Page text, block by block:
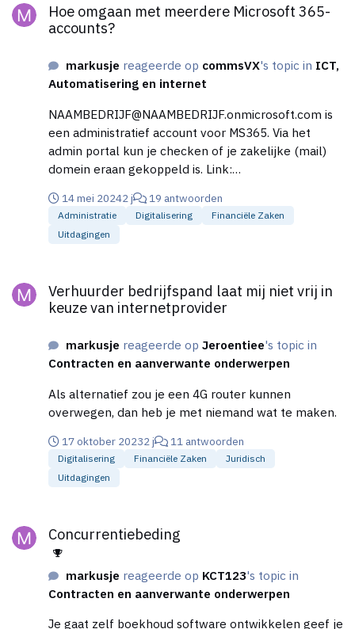
Hoe omgaan met meerdere Microsoft 365-
accounts?
markusje reageerde op commsVX's topic in ICT,
Automatisering en internet
NAAMBEDRIJF@NAAMBEDRIJF.onmicrosoft.com is
een administratief account voor MS365. Via het
admin portal kun je checken of je zakelijke (mail)
domein eraan gekoppeld is. Link:
bij Settings/Domains. Staat er alleen
NAAMBEDRIJF.onmicrosoft.com bij, dan is er verder
niets gekoppeld.
14 mei 20242 j 19 antwoorden
Administratie Digitalisering
Financiële Zaken
Uitdagingen
Verhuurder bedrijfspand laat mij niet vrij in
keuze van internetprovider
markusje reageerde opJeroentiee's topic in
Contracten en aanverwante onderwerpen
Als alternatief zou je een 4G router kunnen
overwegen, dan heb je met niemand wat te maken.
17 oktober 20232 j 11 antwoorden
Digitalisering Financiële Zaken
Juridisch
Uitdagingen
Concurrentiebeding
markusje reageerde op KCT123's topic in
Contracten en aanverwante onderwerpen
Je gaat zelf boekhoud software ontwikkelen geef je